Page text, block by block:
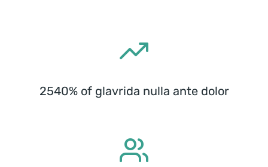
2540% of glavrida nulla ante dolor